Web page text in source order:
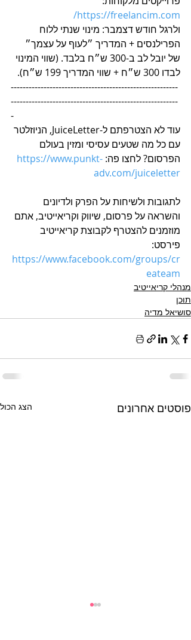
https://freelancim.com/
ולרגל חודש דצמבר: מינוי שנתי ללוח
הפרילנסים + המדריך ״לעוף על עצמך״
של יובל לב ב-300 ש״ח בלבד. (שווי המינוי
לבדו 300 ש״ח + שווי המדריך 199 ש״ח).
--------------------------------------------------------
--------------------------------------------------------
-
עוד לא הצטרפתם ל-JuiceLetter, הניוזלטר
עם כל מה שטעים עסיסי ומזין בעולם
הפרסום? לחצו פה: https://www.punkt-
adv.com/juiceletter
לתגובות ולשיחות על הפרק ולדיונים
והשראה על פרסום, שיווק וקריאייטיב, אתם
מוזמנים להצטרף לקבוצת קריאייטיב
פירסט:
https://www.facebook.com/groups/cr
eateam
מנהלי קריאייטיב
תוכן
סושיאל מדיה
פוסטים אחרונים הצג הכול